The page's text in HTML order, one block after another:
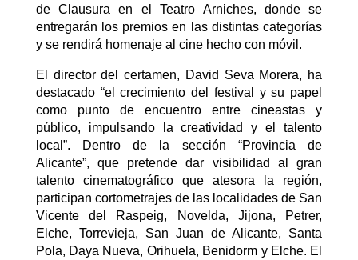
de Clausura en el Teatro Arniches, donde se
entregarán los premios en las distintas categorías
y se rendirá homenaje al cine hecho con móvil.
El director del certamen, David Seva Morera, ha
destacado “el crecimiento del festival y su papel
como punto de encuentro entre cineastas y
público, impulsando la creatividad y el talento
local”.
Dentro de la sección “Provincia de
Alicante”, que pretende dar visibilidad al gran
talento cinematográfico que atesora la región,
participan cortometrajes de las localidades de San
Vicente del Raspeig, Novelda, Jijona, Petrer,
Elche, Torrevieja, San Juan de Alicante, Santa
Pola, Daya Nueva, Orihuela, Benidorm y Elche. El